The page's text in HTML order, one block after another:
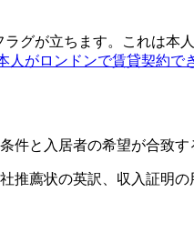
グが立ちます。これは本
人がロンドンで賃貸契約で
件と入居者の希望が合致す
推薦状の英訳、収入証明